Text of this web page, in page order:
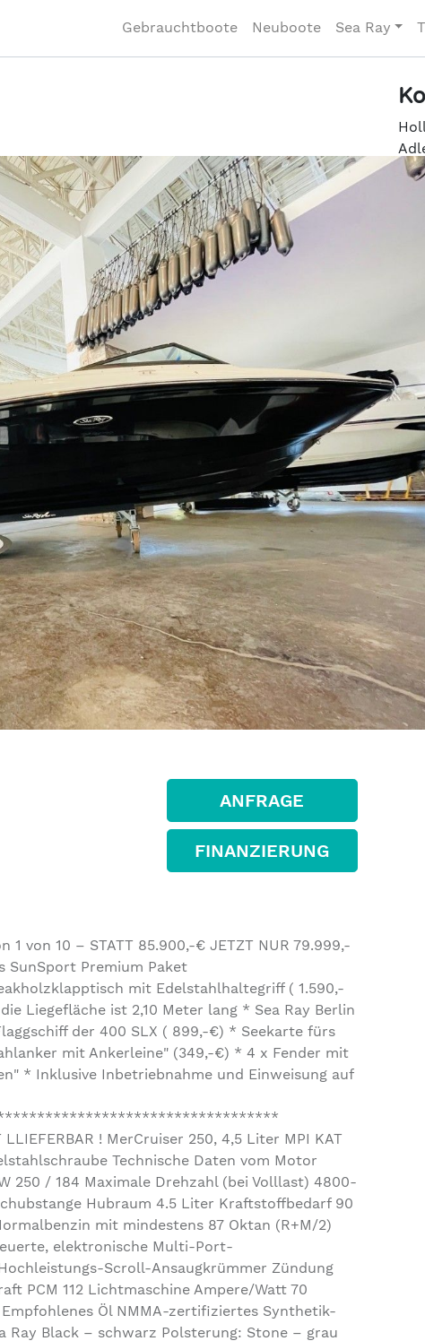
Gebrauchtboote Neuboote Sea Ray
ANFRAGE
FINANZIERUNG
1 von 10 – STATT 85.900,-€ JETZT NUR 79.999,-
SunSport Premium Paket
mit Edelstahlhaltegriff ( 1.590,-
Liegefläche ist 2,10 Meter lang * Sea Ray Berlin
der 400 SLX ( 899,-€) * Seekarte fürs
mit Ankerleine" (349,-€) * 4 x Fender mit
* Inklusive Inbetriebnahme und Einweisung auf
! MerCruiser 250, 4,5 Liter MPI KAT
Technische Daten vom Motor
250 / 184 Maximale Drehzahl (bei Volllast) 4800-
Hubraum 4.5 Liter Kraftstoffbedarf 90
mit mindestens 87 Oktan (R+M/2)
elektronische Multi-Port-
Scroll-Ansaugkrümmer Zündung
PCM 112 Lichtmaschine Ampere/Watt 70
Öl NMMA-zertifiziertes Synthetik-
Ray Black – schwarz Polsterung: Stone – grau